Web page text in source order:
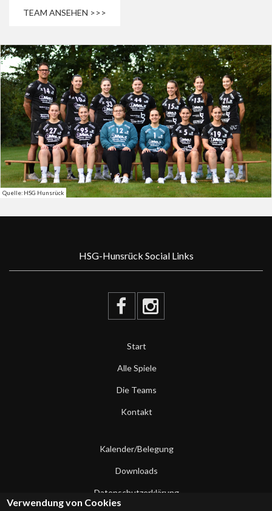
TEAM ANSEHEN >>>
Quelle: HSG Hunsrück
HSG-Hunsrück Social Links
Start
Alle Spiele
Die Teams
Kontakt
Kalender/Belegung
Downloads
Datenschutzerklärung
Verwendung von Cookies